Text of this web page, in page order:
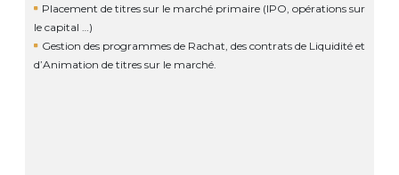
Placement de titres sur le marché primaire (IPO, opérations sur
le capital …)
Gestion des programmes de Rachat, des contrats de Liquidité et
d’Animation de titres sur le marché.